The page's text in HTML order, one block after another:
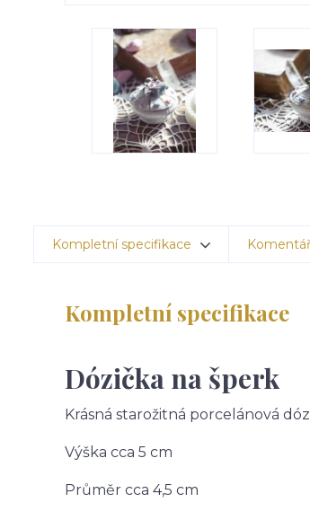
Kompletní specifikace
Kompletní specifikace
Dózička na šperk
Krásná starožitná porcelánová
Výška cca 5 cm
Průměr cca 4,5 cm